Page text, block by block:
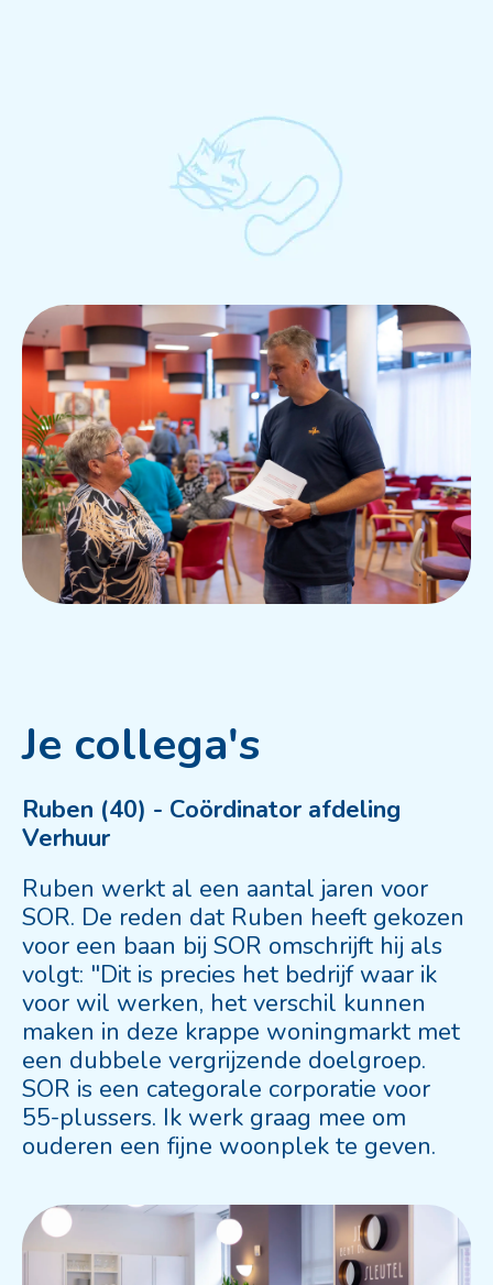
Je collega's
Ruben (40) - Coördinator afdeling
Verhuur
Ruben werkt al een aantal jaren voor
SOR. De reden dat Ruben heeft gekozen
voor een baan bij SOR omschrijft hij als
volgt: "Dit is precies het bedrijf waar ik
voor wil werken, het verschil kunnen
maken in deze krappe woningmarkt met
een dubbele vergrijzende doelgroep.
SOR is een categorale corporatie voor
55-plussers. Ik werk graag mee om
ouderen een fijne woonplek te geven.